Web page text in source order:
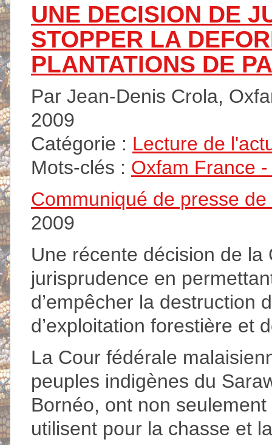
UNE DECISION DE
STOPPER LA
PLANTATIONS DE
Par Jean-Denis Crola,
2009
Catégorie : Lecture de
Mots-clés : Oxfam France -
Communiqué de presse
2009
Une récente décision de
jurisprudence en
d’empêcher la destruction
d’exploitation forestière et
La Cour fédérale
peuples indigènes du
Bornéo, ont non
utilisent pour la chasse et